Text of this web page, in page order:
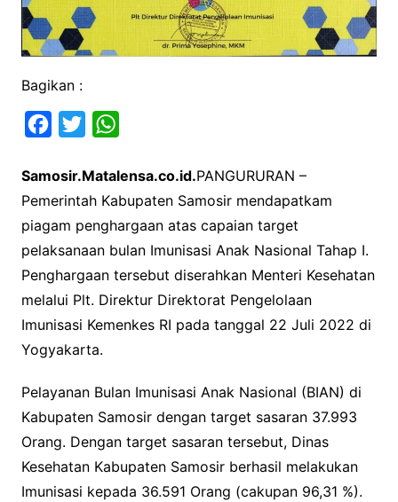
Bagikan :
c
e
b
o
o
k
i
t
t
e
r
a
t
s
A
p
p
Samosir.Matalensa.co.id.PANGURURAN –
Pemerintah Kabupaten Samosir mendapatkam
piagam penghargaan atas capaian target
pelaksanaan bulan Imunisasi Anak Nasional Tahap I.
Penghargaan tersebut diserahkan Menteri Kesehatan
melalui Plt. Direktur Direktorat Pengelolaan
Imunisasi Kemenkes RI pada tanggal 22 Juli 2022 di
Yogyakarta.
Pelayanan Bulan Imunisasi Anak Nasional (BIAN) di
Kabupaten Samosir dengan target sasaran 37.993
Orang. Dengan target sasaran tersebut, Dinas
Kesehatan Kabupaten Samosir berhasil melakukan
Imunisasi kepada 36.591 Orang (cakupan 96,31 %).